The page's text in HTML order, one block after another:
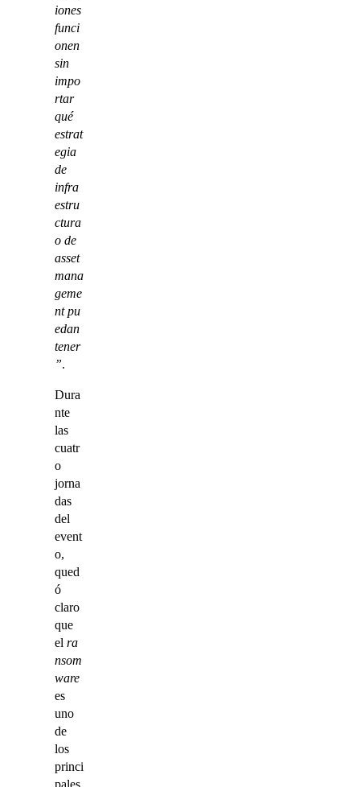
iones
funci
onen
sin
impo
rtar
qué
estrat
egia
de
infra
estru
ctura
o de
asset
mana
geme
ntpu
edan
tener
”.
Dura
nte
las
cuatr
o
jorna
das
del
event
o,
qued
ó
claro
que
el ra
nsom
ware
es
uno
de
los
princi
pales